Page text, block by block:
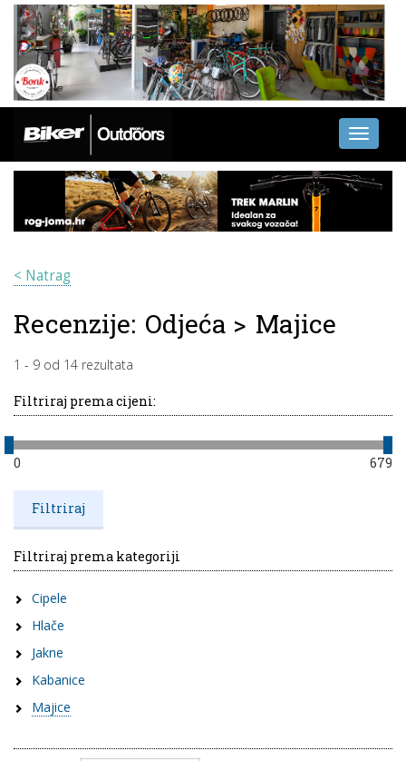
Toggle
< Natrag
Recenzije: Odjeća > Majice
1 - 9 od 14 rezultata
Filtriraj prema cijeni:
0 679
Filtriraj prema kategoriji
Cipele
Hlače
Jakne
Kabanice
Majice